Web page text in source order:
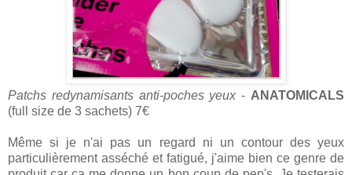
Patchs redynamisants anti-poches yeux- ANATOMICALS
(full size de 3 sachets) 7€
Même si je n'ai pas un regard ni un contour des yeux
particulièrement asséché et fatigué, j'aime bien ce genre de